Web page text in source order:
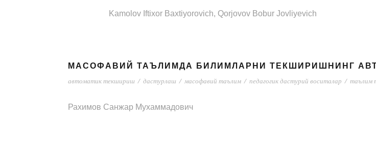
Kamolov Iftixor Baxtiyorovich, Qorjovov Bobur Jovliyevich
МАСОФАВИЙ ТАЪЛИМДА БИЛИМЛАРНИ ТЕКШИРИШНИНГ
автоматик текшириш / дастурлаш / масофавий таълим / педагогик дастурий воситалар / таълим
Рахимов Санжар Мухаммадович